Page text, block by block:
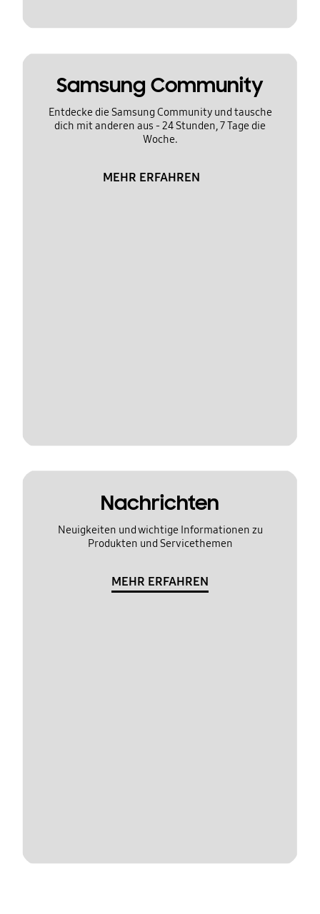
Samsung Community
Entdecke die Samsung Community und tausche
dich mit anderen aus - 24 Stunden, 7 Tage die
Woche.
MEHR ERFAHREN
Nachrichten
Neuigkeiten und wichtige Informationen zu
Produkten und Servicethemen
MEHR ERFAHREN